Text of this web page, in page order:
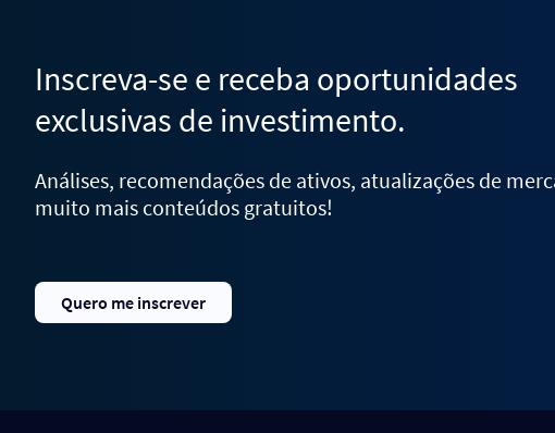
Inscreva-se e receba oportunidades
exclusivas de investimento.
Análises, recomendações de ativos, atualizações de
muito mais conteúdos gratuitos!
Quero me inscrever